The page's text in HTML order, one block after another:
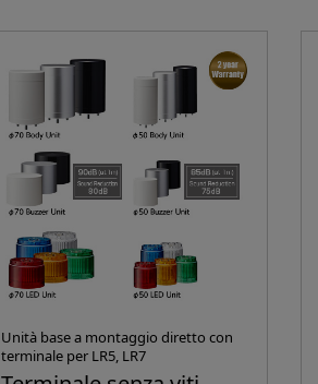
Unità base a montaggio diretto con
terminale per LR5, LR7